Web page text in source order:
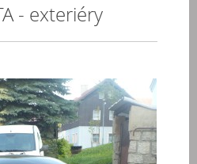
- exteriéry